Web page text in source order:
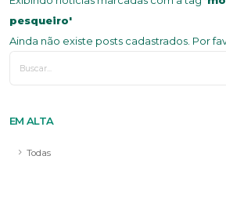
pesqueiro'
Ainda não existe posts cadastrados. Por
EM ALTA
Todas